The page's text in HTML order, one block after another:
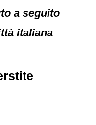
a seguito
italiana